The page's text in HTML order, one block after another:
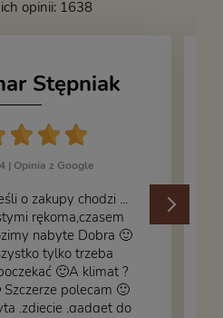
opinii: 1638
Stępniak
| Opinia z Google
o zakupy chodzi ...
rękoma,czasem
nabyte Dobra 🙂
tylko trzeba
🙂A klimat ?
polecam 🙂
,zdjęcie ,gadget do